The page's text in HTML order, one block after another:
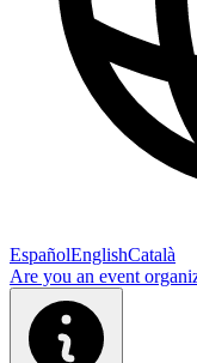
EspañolEnglishCatalà
Are you an event